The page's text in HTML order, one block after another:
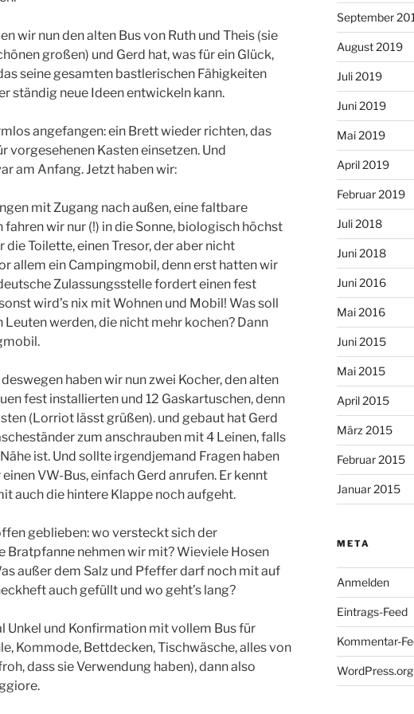
wir nun den alten Bus von Ruth und Theis (sie
großen) und Gerd hat, was für ein Glück,
seine gesamten bastlerischen Fähigkeiten
ständig neue Ideen entwickeln kann.
angefangen: ein Brett wieder richten, das
vorgesehenen Kasten einsetzen. Und
am Anfang. Jetzt haben wir:
mit Zugang nach außen, eine faltbare
wir nur (!) in die Sonne, biologisch höchst
Toilette, einen Tresor, der aber nicht
allem ein Campingmobil, denn erst hatten wir
Zulassungsstelle fordert einen fest
wird’s nix mit Wohnen und Mobil! Was soll
Leuten werden, die nicht mehr kochen? Dann
haben wir nun zwei Kocher, den alten
fest installierten und 12 Gaskartuschen, denn
(Lorriot lässt grüßen). und gebaut hat Gerd
zum anschrauben mit 4 Leinen, falls
ist. Und sollte irgendjemand Fragen haben
VW-Bus, einfach Gerd anrufen. Er kennt
auch die hintere Klappe noch aufgeht.
geblieben: wo versteckt sich der
Bratpfanne nehmen wir mit? Wieviele Hosen
außer dem Salz und Pfeffer darf noch mit auf
auch gefüllt und wo geht’s lang?
Unkel und Konfirmation mit vollem Bus für
Kommode, Bettdecken, Tischwäsche, alles von
dass sie Verwendung haben), dann also
September
August 2019
Juli 2019
Juni 2019
Mai 2019
April 2019
Februar 2019
Juli 2018
Juni 2018
Juni 2016
Mai 2016
Juni 2015
Mai 2015
April 2015
März 2015
Februar 2015
Januar 2015
META
Anmelden
Eintrags-Feed
Kommentar-
WordPress.org